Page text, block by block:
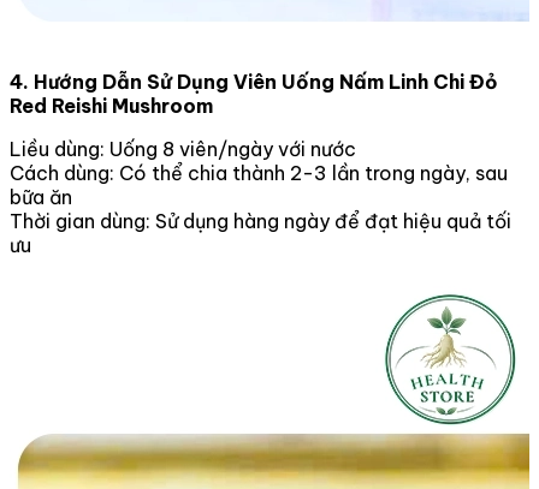
4. Hướng Dẫn Sử Dụng Viên Uống Nấm Linh Chi Đỏ
Red Reishi Mushroom
Liều dùng: Uống 8 viên/ngày với nước
Cách dùng: Có thể chia thành 2-3 lần trong ngày, sau
bữa ăn
Thời gian dùng: Sử dụng hàng ngày để đạt hiệu quả tối
ưu